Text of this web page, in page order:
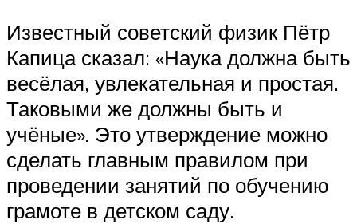
Известный советский физик Пётр
Капица сказал: «Наука должна быть
весёлая, увлекательная и простая.
Таковыми же должны быть и
учёные». Это утверждение можно
сделать главным правилом при
проведении занятий по обучению
грамоте в детском саду.